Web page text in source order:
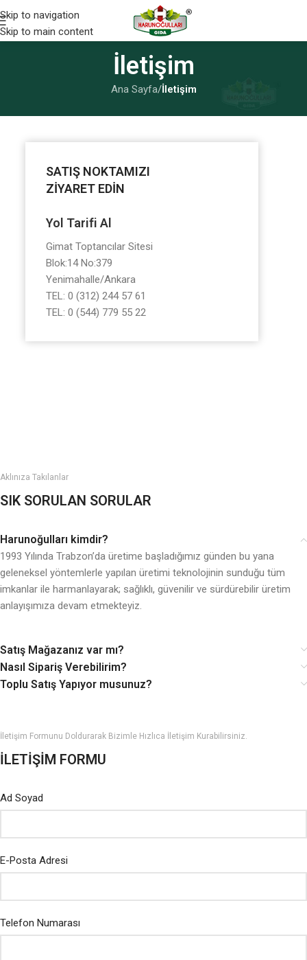
Skip to navigation
Skip to main content
İletişim
Ana Sayfa/İletişim
SATIŞ NOKTAMIZI
ZİYARET EDİN
Yol Tarifi Al
Gimat Toptancılar Sitesi
Blok:14 No:379
Yenimahalle/Ankara
TEL: 0 (312) 244 57 61
TEL: 0 (544) 779 55 22
Aklınıza Takılanlar
SIK SORULAN SORULAR
Harunoğulları kimdir?
1993 Yılında Trabzon’da üretime başladığımız günden bu yana
geleneksel yöntemlerle yapılan üretimi teknolojinin sunduğu tüm
imkanlar ile harmanlayarak; sağlıklı, güvenilir ve sürdürebilir üretim
anlayışımıza devam etmekteyiz.
Satış Mağazanız var mı?
Nasıl Sipariş Verebilirim?
Toplu Satış Yapıyor musunuz?
İletişim Formunu Doldurarak Bizimle Hızlıca İletişim Kurabilirsiniz.
İLETİŞİM FORMU
Ad Soyad
E-Posta Adresi
Telefon Numarası